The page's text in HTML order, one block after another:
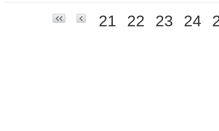
21 22 23 24